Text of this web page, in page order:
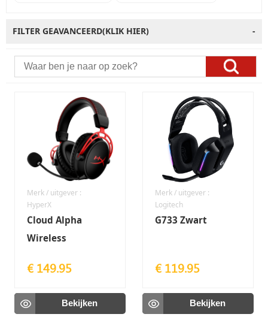
FILTER GEAVANCEERD(KLIK HIER) -
Merk / uitgever :
HyperX
Cloud Alpha
Wireless
€ 149.95
Bekijken
Merk / uitgever :
Logitech
G733 Zwart
€ 119.95
Bekijken